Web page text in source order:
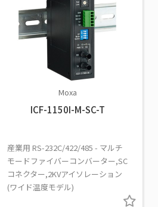
Moxa
ICF-1150I-M-SC-T
産業用 RS-232C/422/485 - マルチ
モードファイバーコンバーター,SC
コネクター,2KVアイソレーション
(ワイド温度モデル)